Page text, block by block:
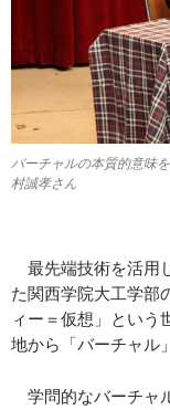
バーチャルの本質的意味
村誠孝さん
最先端技術を活用
た関西学院大工学部
ィー＝仮想」という
地から「バーチャル
学問的なバーチャ